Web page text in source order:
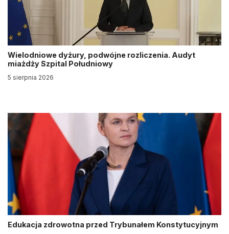
Wielodniowe dyżury, podwójne rozliczenia. Audyt
miażdży Szpital Południowy
5 sierpnia 2026
Edukacja zdrowotna przed Trybunałem Konstytucyjnym